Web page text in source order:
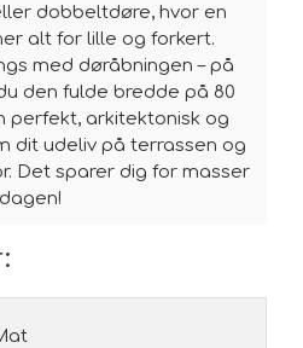
dobbeltdøre, hvor en
alt for lille og forkert.
med døråbningen – på
den fulde bredde på 80
perfekt, arkitektonisk og
dit udeliv på terrassen og
Det sparer dig for masser